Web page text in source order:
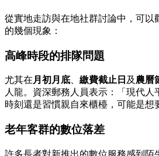
從實地走訪與在地社群討論中，可以
的幾個現象：
高峰時段的排隊問題
尤其在 月初月底 繳費截止日 及 農曆
人龍。資深郵務人員表示：「現代人
時刻還是習慣親自來櫃檯，可能是想
老年客群的數位落差
許多長者對新推出的數位服務感到陌